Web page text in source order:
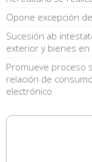
Opone excepción
Sucesión ab
exterior y bienes en
Promueve proceso
relación de
electrónico